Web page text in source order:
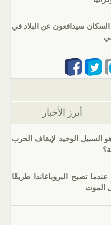
90٪ من السكان سيدافعون عن البلاد في
النشطة)
أبرز الأخبار
السبيل الوحيد لإيقاف الحرب
تصبح البروباغاندا طريقًا
الموت